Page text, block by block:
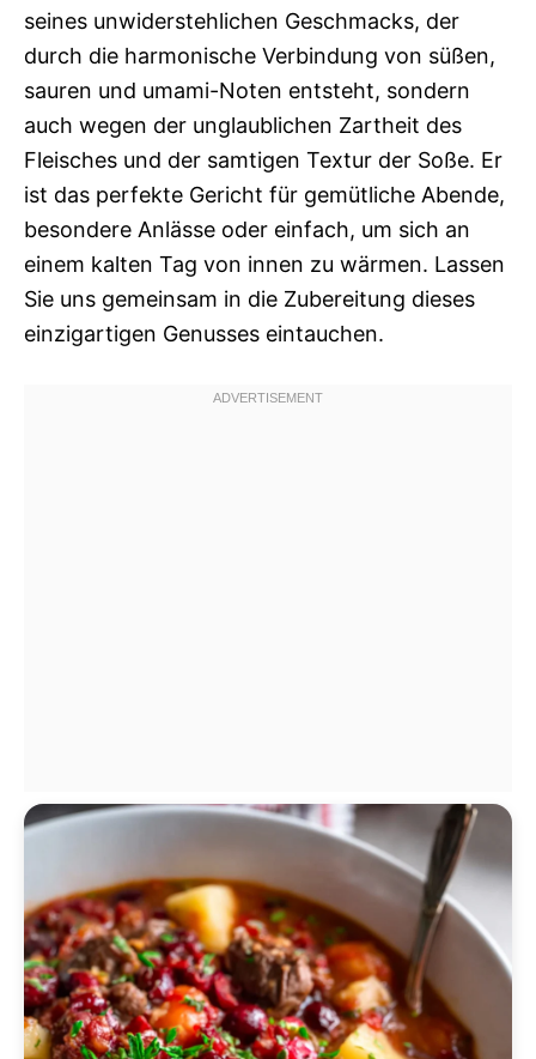
seines unwiderstehlichen Geschmacks, der
durch die harmonische Verbindung von süßen,
sauren und umami-Noten entsteht, sondern
auch wegen der unglaublichen Zartheit des
Fleisches und der samtigen Textur der Soße. Er
ist das perfekte Gericht für gemütliche Abende,
besondere Anlässe oder einfach, um sich an
einem kalten Tag von innen zu wärmen. Lassen
Sie uns gemeinsam in die Zubereitung dieses
einzigartigen Genusses eintauchen.